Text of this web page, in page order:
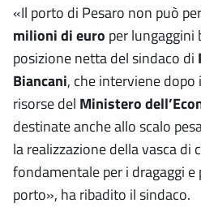
«Il porto di Pesaro non può
milioni di euro per lungaggini
posizione netta del sindaco di
Biancani, che interviene
risorse del Ministero
destinate anche allo scalo
la realizzazione della vasca di
fondamentale per i dragaggi
porto», ha ribadito il sindaco.